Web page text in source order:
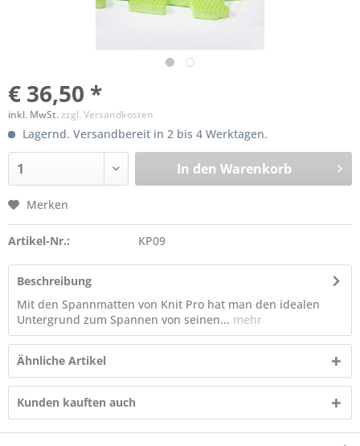
€ 36,50 *
inkl. MwSt.zzgl. Versandkosten
Lagernd. Versandbereit in 2 bis 4 Werktagen.
In den Warenkorb
Merken
Artikel-Nr.: KP09
Beschreibung
Mit den Spannmatten von Knit Pro hat man den idealen
Untergrund zum Spannen von seinen... mehr
Ähnliche Artikel
Kunden kauften auch